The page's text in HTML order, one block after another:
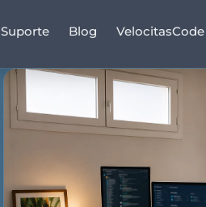
Suporte Blog VelocitasCode